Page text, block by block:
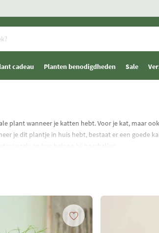
cadeau Planten benodigdheden Sale
plant wanneer je katten hebt. Voor je kat, maar
je dit plantje in huis hebt, bestaat er een goede